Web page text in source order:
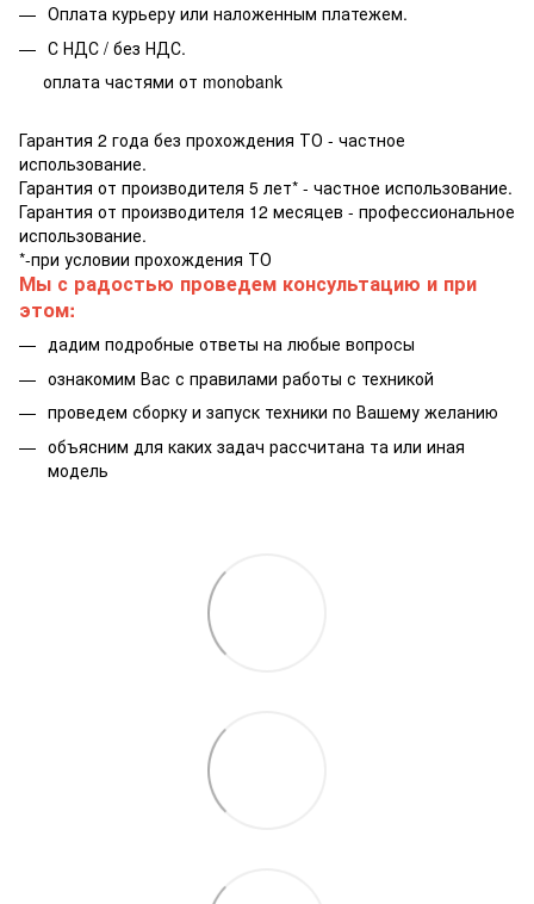
Оплата курьеру или наложенным платежем.
С НДС / без НДС.
оплата частями от monobank
Гарантия 2 года без прохождения ТО - частное
использование.
Гарантия от производителя 5 лет* - частное использование.
Гарантия от производителя 12 месяцев - профессиональное
использование.
*-при условии прохождения ТО
Мы с радостью проведем консультацию и при
этом:
дадим подробные ответы на любые вопросы
ознакомим Вас с правилами работы с техникой
проведем сборку и запуск техники по Вашему желанию
объясним для каких задач рассчитана та или иная
модель